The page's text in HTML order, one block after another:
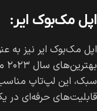
اپل مک‌بوک ایر:
اپل مک‌بوک ایر نیز به
سبک، این لپ‌تاپ مناسب
قابلیت‌های حرفه‌ای